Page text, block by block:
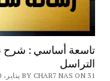
تاسعة أساسي : شرح
التراسل
BY CHAR7 NAS ON 31 يناير، 2020